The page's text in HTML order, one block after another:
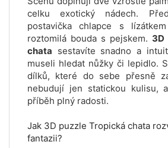
celku exotický nádech.
postavička chlapce s
roztomilá bouda s pejskem. 3D
chata sestavíte snadno a
museli hledat nůžky či lepidlo.
dílků, které do sebe přesně
nebudují jen statickou kulisu,
příběh plný radosti.
Jak 3D puzzle Tropická chata
fantazii?